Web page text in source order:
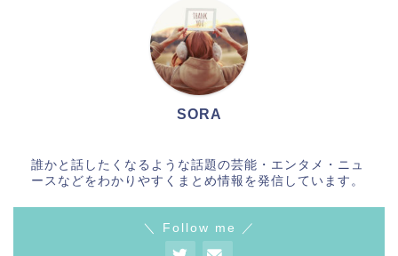
SORA
誰かと話したくなるような話題の芸能・エンタメ・ニュ
ースなどをわかりやすくまとめ情報を発信しています。
＼ Follow me ／